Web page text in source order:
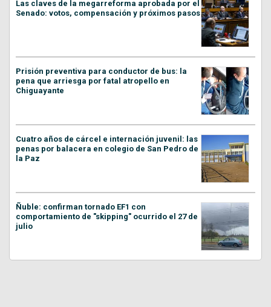
Las claves de la megarreforma aprobada por el
Senado: votos, compensación y próximos pasos
Prisión preventiva para conductor de bus: la
pena que arriesga por fatal atropello en
Chiguayante
Cuatro años de cárcel e internación juvenil: las
penas por balacera en colegio de San Pedro de
la Paz
Ñuble: confirman tornado EF1 con
comportamiento de "skipping" ocurrido el 27 de
julio